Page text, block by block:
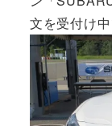
文を受付け中